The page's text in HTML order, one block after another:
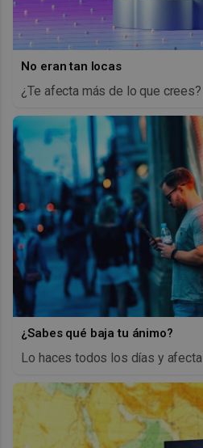
No eran tan locas
¿Te afecta más de lo que
¿Sabes qué baja tu ánimo?
Lo haces todos los días y